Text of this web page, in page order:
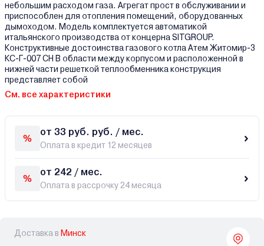
небольшим расходом газа. Агрегат прост в обслуживании и
приспособлен для отопления помещений, оборудованных
дымоходом. Модель комплектуется автоматикой
итальянского производства от концерна SITGROUP.
Конструктивные достоинства газового котла Атем Житомир-3
КС-Г-007 СН В области между корпусом и расположенной в
нижней части решеткой теплообменника конструкция
представляет собой
См. все характеристики
от 33 руб. руб. / мес.
Оплата в кредит 12 месяцев
от 242 / мес.
Оплата в рассрочку 24 месяца
Доставка в Минск